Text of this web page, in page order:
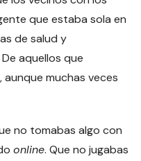
que estaba sola en
de salud y
aquellos que
muchas veces
no tomabas algo con
online. Que no jugabas